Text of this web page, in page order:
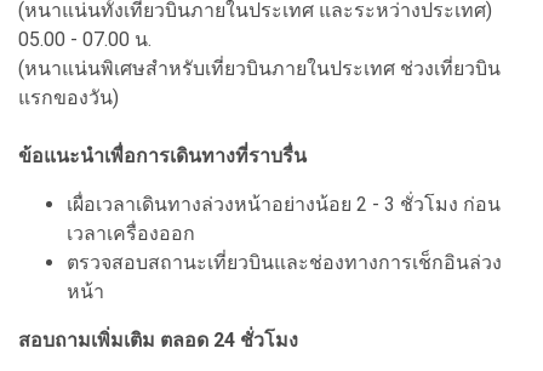
(หนาแน่นทั้งเที่ยวบินภายในประเทศ และระหว่างประเทศ)
05.00 - 07.00 น.
(หนาแน่นพิเศษสำหรับเที่ยวบินภายในประเทศ ช่วงเที่ยวบิน
แรกของวัน)
ข้อแนะนำเพื่อการเดินทางที่ราบรื่น
เผื่อเวลาเดินทางล่วงหน้าอย่างน้อย 2 - 3 ชั่วโมง ก่อน
เวลาเครื่องออก
ตรวจสอบสถานะเที่ยวบินและช่องทางการเช็กอินล่วง
หน้า
สอบถามเพิ่มเติม ตลอด 24 ชั่วโมง